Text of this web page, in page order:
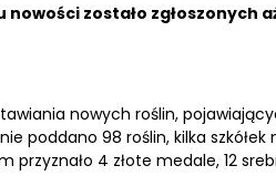
zostało zgłoszonych
nowych roślin,
poddano 98 roślin, kilka
przyznało 4 złote medale, 12